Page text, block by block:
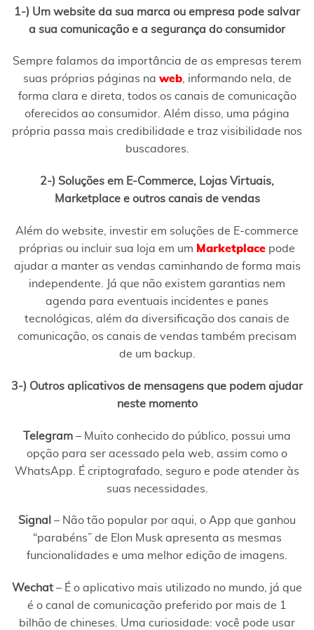
1-) Um website da sua marca ou empresa pode salvar
a sua comunicação e a segurança do consumidor
Sempre falamos da importância de as empresas terem
suas próprias páginas na web, informando nela, de
forma clara e direta, todos os canais de comunicação
oferecidos ao consumidor. Além disso, uma página
própria passa mais credibilidade e traz visibilidade nos
buscadores.
2-) Soluções em E-Commerce, Lojas Virtuais,
Marketplace e outros canais de vendas
Além do website, investir em soluções de E-commerce
próprias ou incluir sua loja em um Marketplace pode
ajudar a manter as vendas caminhando de forma mais
independente. Já que não existem garantias nem
agenda para eventuais incidentes e panes
tecnológicas, além da diversificação dos canais de
comunicação, os canais de vendas também precisam
de um backup.
3-) Outros aplicativos de mensagens que podem ajudar
neste momento
Telegram – Muito conhecido do público, possui uma
opção para ser acessado pela web, assim como o
WhatsApp. É criptografado, seguro e pode atender às
suas necessidades.
Signal – Não tão popular por aqui, o App que ganhou
“parabéns” de Elon Musk apresenta as mesmas
funcionalidades e uma melhor edição de imagens.
Wechat – É o aplicativo mais utilizado no mundo, já que
é o canal de comunicação preferido por mais de 1
bilhão de chineses. Uma curiosidade: você pode usar